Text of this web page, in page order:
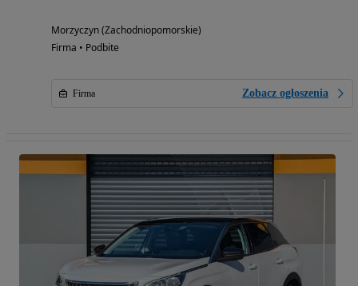
Morzyczyn (Zachodniopomorskie)
Firma • Podbite
Firma Zobacz ogłoszenia